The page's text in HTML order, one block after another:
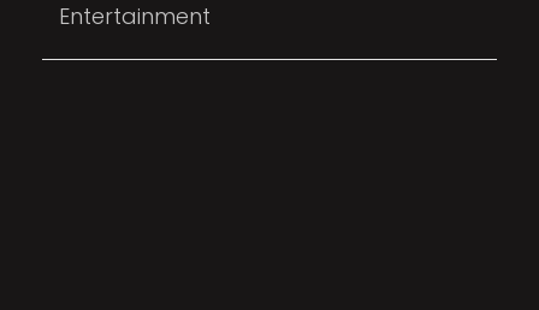
Entertainment